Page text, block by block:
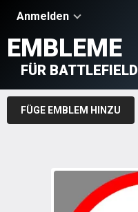
Anmelden
EMBLEME
FÜR BATTLEFIELD
FÜGE EMBLEM HINZU